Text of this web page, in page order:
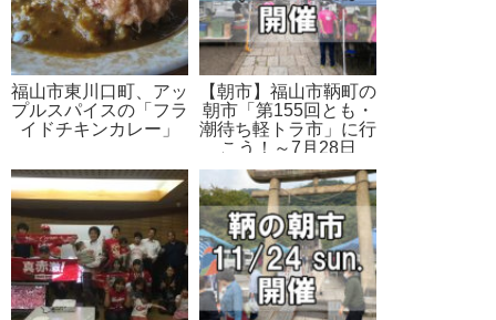
福山市東川口町、アッ
プルスパイスの「フラ
イドチキンカレー」
【朝市】福山市鞆町の
朝市「第155回とも・
潮待ち軽トラ市」に行
こう！～7月28日
（日）の出店者17店
を一挙にご紹介